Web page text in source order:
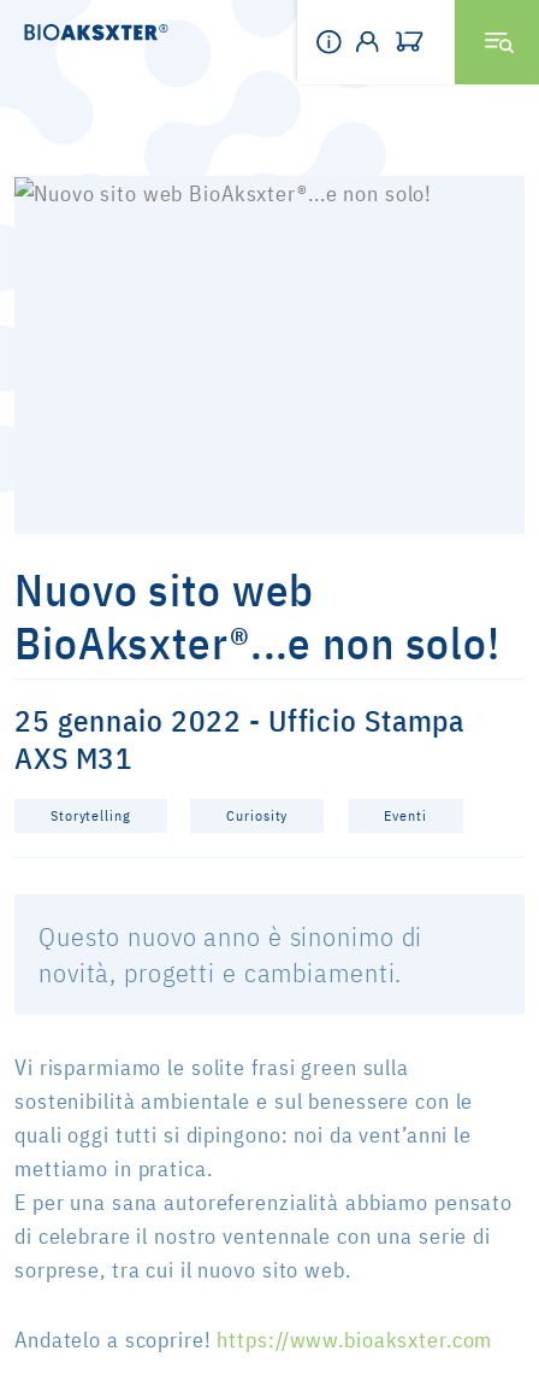
Nuovo sito web
BioAksxter®...e non solo!
25 gennaio 2022 - Ufficio Stampa
AXS M31
Storytelling Curiosity Eventi
Questo nuovo anno è sinonimo di
novità, progetti e cambiamenti.
Vi risparmiamo le solite frasi green sulla
sostenibilità ambientale e sul benessere con le
quali oggi tutti si dipingono: noi da vent’anni le
mettiamo in pratica.
E per una sana autoreferenzialità abbiamo pensato
di celebrare il nostro ventennale con una serie di
sorprese, tra cui il nuovo sito web.
Andatelo a scoprire! https://www.bioaksxter.com